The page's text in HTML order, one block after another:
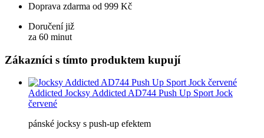
Doprava zdarma od 999 Kč
Doručení již
za 60 minut
Zákazníci s tímto produktem kupují
Addicted Jocksy Addicted AD744 Push Up Sport Jock
červené
pánské jocksy s push-up efektem